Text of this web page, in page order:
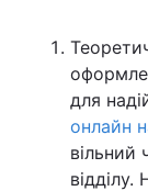
для
онлайн
вільний